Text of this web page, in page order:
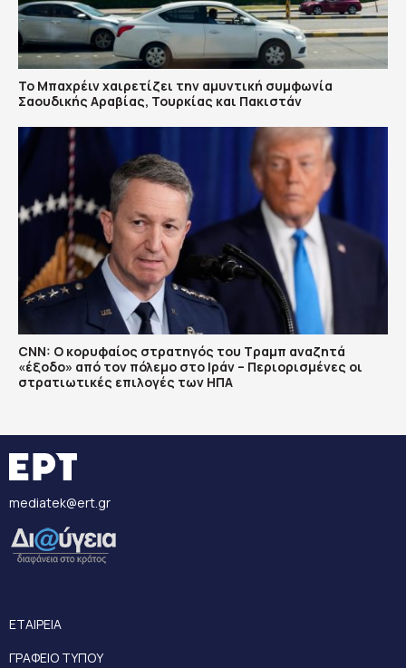
Το Μπαχρέιν χαιρετίζει την αμυντική συμφωνία
Σαουδικής Αραβίας, Τουρκίας και Πακιστάν
CNN: Ο κορυφαίος στρατηγός του Τραμπ αναζητά
«έξοδο» από τον πόλεμο στο Ιράν – Περιορισμένες οι
στρατιωτικές επιλογές των ΗΠΑ
mediatek@ert.gr
ΕΤΑΙΡΕΙΑ
ΓΡΑΦΕΙΟ ΤΥΠΟΥ